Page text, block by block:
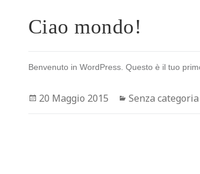
Ciao mondo!
Benvenuto in WordPress. Questo è il tuo
Scritto
20 Maggio 2015 Categorie
Senza categoria